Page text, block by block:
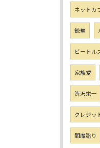
ネットカ
銃撃
ビートル
家族愛
渋沢栄一
クレジッ
閻魔詣り